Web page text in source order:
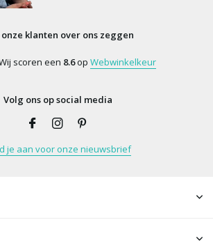
klanten over ons zeggen
scoren een 8.6op Webwinkelkeur
Volg ons op social media
je aan voor onze nieuwsbrief